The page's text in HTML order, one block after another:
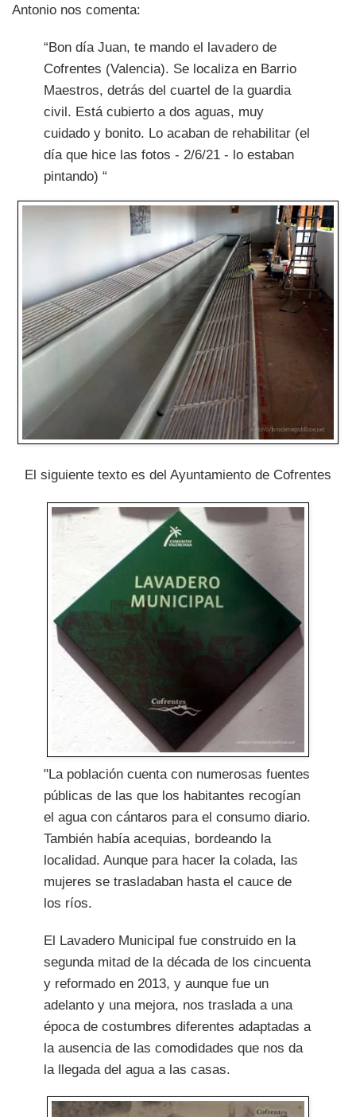
Antonio nos comenta:
“Bon día Juan, te mando el lavadero de
Cofrentes (Valencia). Se localiza en Barrio
Maestros, detrás del cuartel de la guardia
civil. Está cubierto a dos aguas, muy
cuidado y bonito. Lo acaban de rehabilitar (el
día que hice las fotos - 2/6/21 - lo estaban
pintando) “
El siguiente texto es del Ayuntamiento de Cofrentes
"La población cuenta con numerosas fuentes
públicas de las que los habitantes recogían
el agua con cántaros para el consumo diario.
También había acequias, bordeando la
localidad. Aunque para hacer la colada, las
mujeres se trasladaban hasta el cauce de
los ríos.
El Lavadero Municipal fue construido en la
segunda mitad de la década de los cincuenta
y reformado en 2013, y aunque fue un
adelanto y una mejora, nos traslada a una
época de costumbres diferentes adaptadas a
la ausencia de las comodidades que nos da
la llegada del agua a las casas.